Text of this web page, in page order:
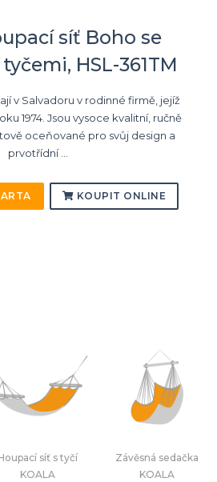
síť Boho se
HSL-361TM
v Salvadoru v rodinné firmě, jejíž
1974. Jsou vysoce kvalitní, ručně
oceňované pro svůj design a
prvotřídní ...
KOUPIT ONLINE
síť s tyčí
KOALA
Závěsná sedačka
KOALA